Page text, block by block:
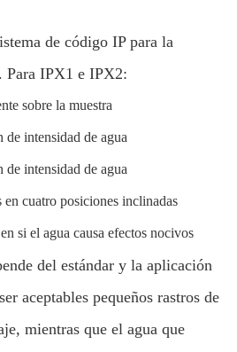
de código IP para la
Para IPX1 e IPX2:
sobre la muestra
intensidad de agua
intensidad de agua
cuatro posiciones inclinadas
si el agua causa efectos nocivos
del estándar y la aplicación
aceptables pequeños rastros de
mientras que el agua que